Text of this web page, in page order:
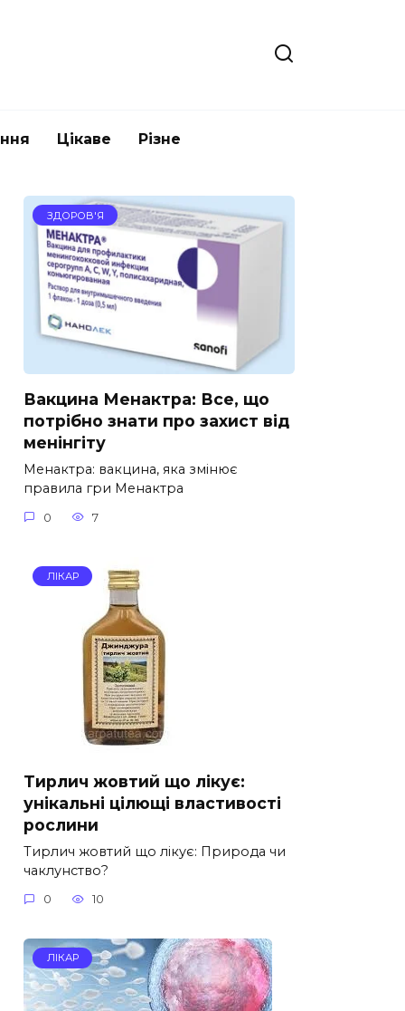
Цікаве Різне
ЗДОРОВ'Я
Вакцина Менактра: Все, що
потрібно знати про захист від
менінгіту
Менактра: вакцина, яка змінює
правила гри Менактра
0 7
ЛІКАР
Тирлич жовтий що лікує:
унікальні цілющі властивості
рослини
Тирлич жовтий що лікує: Природа чи
чаклунство?
0 10
ЛІКАР